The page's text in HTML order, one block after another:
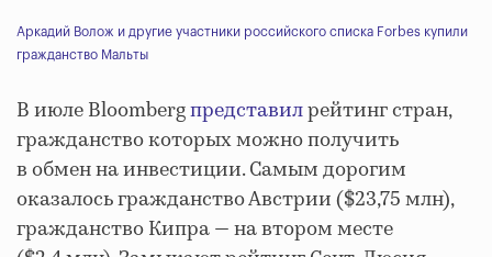
Аркадий Волож и другие участники российского списка Forbes купили
гражданство Мальты
В июле Bloombergпредставилрейтинг стран,
гражданство которых можно получить
в обмен на инвестиции. Самым дорогим
оказалось гражданство Австрии ($23,75 млн),
гражданство Кипра — на втором месте